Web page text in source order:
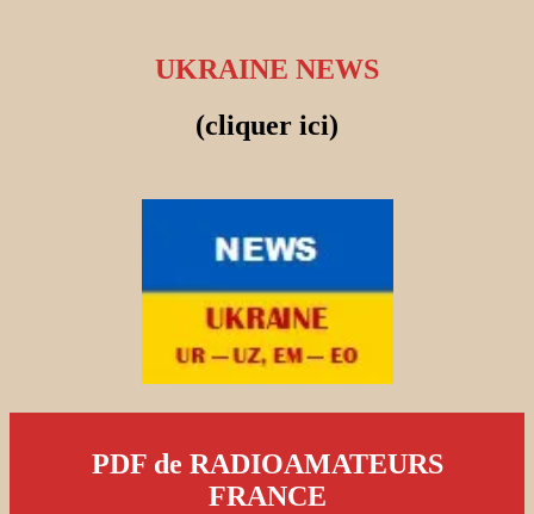
UKRAINE NEWS
(cliquer ici)
PDF de RADIOAMATEURS
FRANCE